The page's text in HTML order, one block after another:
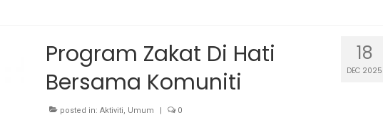
18
DEC 2025
Program Zakat Di Hati
Bersama Komuniti
posted in: Aktiviti, Umum | 0